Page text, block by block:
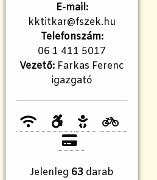
E-mail:
kktitkar@fszek.hu
Telefonszám:
06 1 411 5017
Vezető: Farkas Ferenc
igazgató
Jelenleg 63 darab